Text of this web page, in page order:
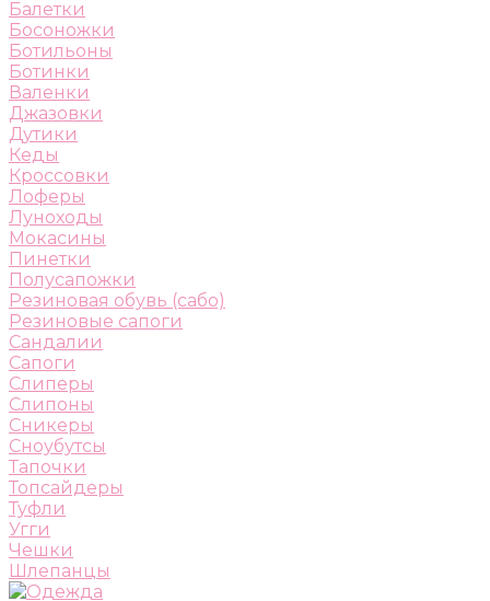
Балетки
Босоножки
Ботильоны
Ботинки
Валенки
Джазовки
Дутики
Кеды
Кроссовки
Лоферы
Луноходы
Мокасины
Пинетки
Полусапожки
Резиновая обувь (сабо)
Резиновые сапоги
Сандалии
Сапоги
Слиперы
Слипоны
Сникеры
Сноубутсы
Тапочки
Топсайдеры
Туфли
Угги
Чешки
Шлепанцы